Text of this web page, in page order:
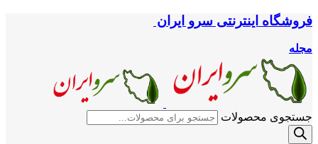
فروشگاه اینترنتی سرو ایران
مجله
جستجوی محصولات